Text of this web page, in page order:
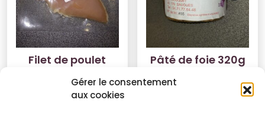
Gérer le consentement
aux cookies
Filet de poulet
7.00€
Pâté de foie 320g